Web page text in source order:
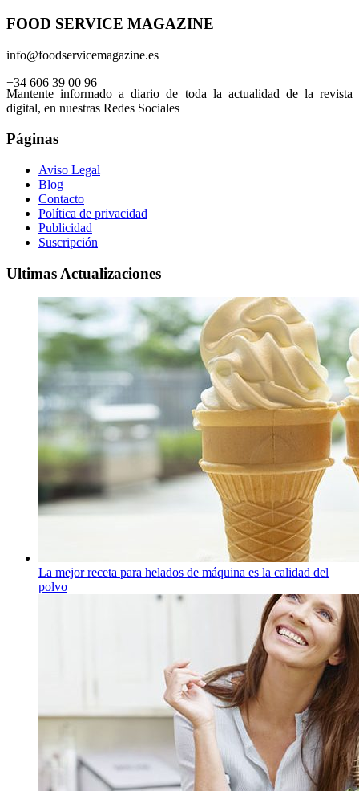
FOOD SERVICE MAGAZINE
info@foodservicemagazine.es
+34 606 39 00 96
Mantente informado a diario de toda la actualidad de la revista
digital, en nuestras Redes Sociales
Páginas
Aviso Legal
Blog
Contacto
Política de privacidad
Publicidad
Suscripción
Ultimas Actualizaciones
La mejor receta para helados de máquina es la calidad del
polvo